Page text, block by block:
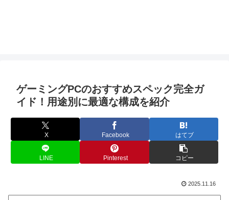
ゲーミングPCのおすすめスペック完全ガ
イド！用途別に最適な構成を紹介
X Facebook はてブ
LINE Pinterest コピー
2025.11.16